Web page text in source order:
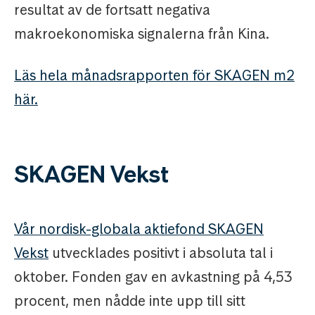
resultat av de fortsatt negativa
makroekonomiska signalerna från Kina.
Läs hela månadsrapporten för SKAGEN m2
här.
SKAGEN Vekst
Vår nordisk-globala aktiefond SKAGEN
Vekst utvecklades positivt i absoluta tal i
oktober. Fonden gav en avkastning på 4,53
procent, men nådde inte upp till sitt